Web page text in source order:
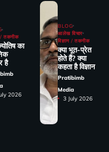
/ तकनीक
का
है
2026
BLOG
आलेख विचार
विज्ञान / तकनीक
क्या भूत-प्रेत
होते हैं? क्या
कहता है विज्ञान
Pratibimb
Media
3 July 2026